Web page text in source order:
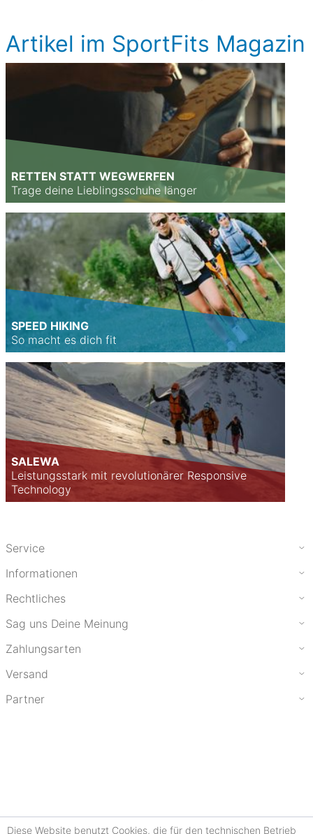
Artikel im SportFits Magazin
RETTEN STATT WEGWERFEN
Trage deine Lieblingsschuhe länger
SPEED HIKING
So macht es dich fit
SALEWA
Leistungsstark mit revolutionärer Responsive
Technology
Service
Informationen
Rechtliches
Sag uns Deine Meinung
Zahlungsarten
Versand
Partner
Diese Website benutzt Cookies, die für den technischen Betrieb